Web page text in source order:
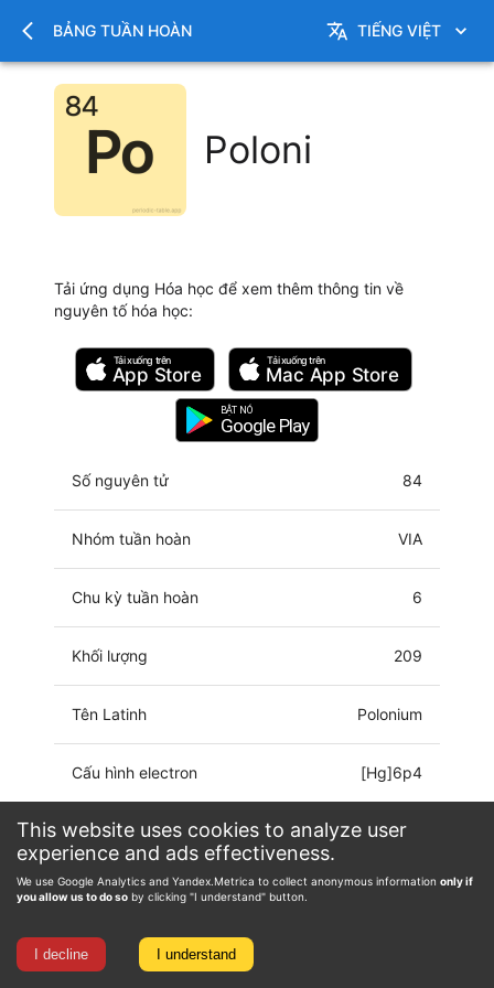
This website uses cookies to analyze user
experience and ads effectiveness.
We use Google Analytics and Yandex.Metrica to collect anonymous information only if
you allow us to do so by clicking "I understand" button.
I decline I understand
BẢNG TUẦN HOÀN TIẾNG VIỆT
Poloni
Tải ứng dụng Hóa học để xem thêm thông tin về
nguyên tố hóa học:
Tải xuống trên
App Store
Tải xuống trên
Mac App Store
BẬT NÓ
Google Play
Số nguyên tử 84
Nhóm tuần hoàn VIA
Chu kỳ tuần hoàn 6
Khối lượng 209
Tên Latinh Polonium
Cấu hình electron [Hg]6p4
Trạng thái ôxy hóa -1, 0, 2, 4, 5, 6